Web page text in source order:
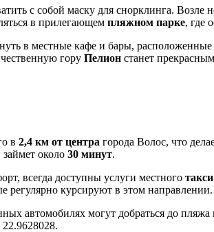
с собой маску для снорклинга.
в прилегающем пляжном парке, где
в местные кафе и бары,
гору Пелион станет
в 2,4 км от центра города Волос, что
около 30 минут.
всегда доступны услуги местного такси
регулярно курсируют в этом направлении.
автомобилях могут добраться до